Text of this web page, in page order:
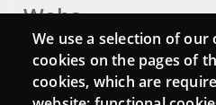
Webs
Login
Mattermost Punt TIC
We use a selection of
cookies on the pages of
cookies, which are